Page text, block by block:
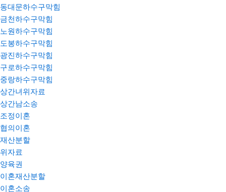
동대문하수구막힘
금천하수구막힘
노원하수구막힘
도봉하수구막힘
광진하수구막힘
구로하수구막힘
중랑하수구막힘
상간녀위자료
상간남소송
조정이혼
협의이혼
재산분할
위자료
양육권
이혼재산분할
이혼소송